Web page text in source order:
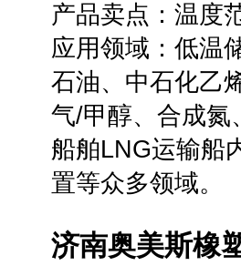
产品卖点：温
应用领域：低温
石油、中石化乙
气/甲醇、合成氮
船舶LNG运输船
置等众多领域。
济南奥美斯橡